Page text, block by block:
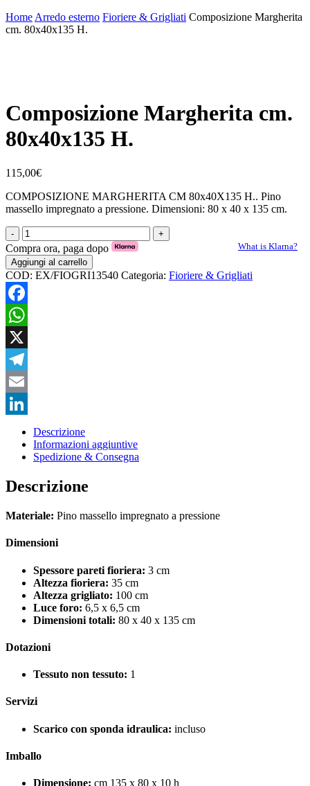
Home Arredo esterno Fioriere & Grigliati Composizione Margherita
cm. 80x40x135 H.
Composizione Margherita cm.
80x40x135 H.
115,00€
COMPOSIZIONE MARGHERITA CM 80x40X135 H.. Pino
massello impregnato a pressione. Dimensioni: 80 x 40 x 135 cm.
Composizione
Margherita
cm.
80x40x135
H.
quantità
Compra ora, paga dopo
What is Klarna?
Aggiungi al carrello
COD: EX/FIOGRI13540 Categoria: Fioriere & Grigliati
Facebook
WhatsApp
X
Telegram
Email
LinkedIn
Descrizione
Informazioni aggiuntive
Spedizione & Consegna
Descrizione
Materiale: Pino massello impregnato a pressione
Dimensioni
Spessore pareti fioriera: 3 cm
Altezza fioriera: 35 cm
Altezza grigliato: 100 cm
Luce foro: 6,5 x 6,5 cm
Dimensioni totali: 80 x 40 x 135 cm
Dotazioni
Tessuto non tessuto: 1
Servizi
Scarico con sponda idraulica: incluso
Imballo
Dimensione: cm 135 x 80 x 10 h